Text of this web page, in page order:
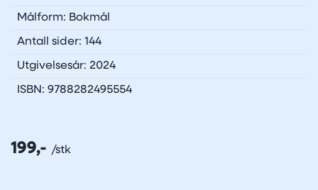
Målform: Bokmål
Antall sider: 144
Utgivelsesår: 2024
ISBN: 9788282495554
199,-